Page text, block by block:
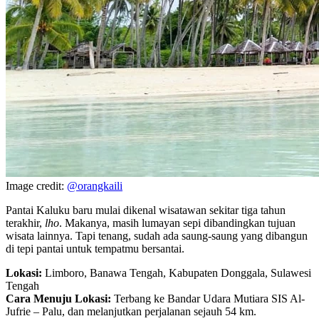
Image credit: @orangkaili
Pantai Kaluku baru mulai dikenal wisatawan sekitar tiga tahun
terakhir, lho. Makanya, masih lumayan sepi dibandingkan tujuan
wisata lainnya. Tapi tenang, sudah ada saung-saung yang dibangun
di tepi pantai untuk tempatmu bersantai.
Lokasi: Limboro, Banawa Tengah, Kabupaten Donggala, Sulawesi
Tengah
Cara Menuju Lokasi: Terbang ke Bandar Udara Mutiara SIS Al-
Jufrie – Palu, dan melanjutkan perjalanan sejauh 54 km.